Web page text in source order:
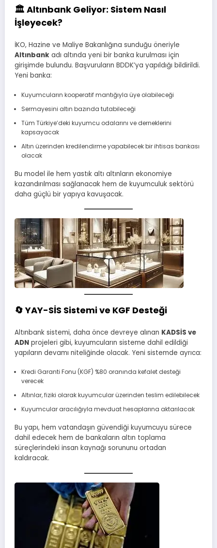
🏛️ Altınbank Geliyor: Sistem Nasıl
İşleyecek?
İKO, Hazine ve Maliye Bakanlığına sunduğu öneriyle
Altınbank adı altında yeni bir banka kurulması için
girişimde bulundu. Başvuruların BDDK’ya yapıldığı bildirildi.
Yeni banka:
Kuyumcuların kooperatif mantığıyla üye olabileceği
Sermayesini altın bazında tutabileceği
Tüm Türkiye’deki kuyumcu odalarını ve derneklerini
kapsayacak
Altın üzerinden kredilendirme yapabilecek bir ihtisas bankası
olacak
Bu model ile hem yastık altı altınların ekonomiye
kazandırılması sağlanacak hem de kuyumculuk sektörü
daha güçlü bir yapıya kavuşacak.
🔄 YAY-SİS Sistemi ve KGF Desteği
Altınbank sistemi, daha önce devreye alınan KADSİS ve
ADN projeleri gibi, kuyumcuların sisteme dahil edildiği
yapıların devamı niteliğinde olacak. Yeni sistemde ayrıca:
Kredi Garanti Fonu (KGF) %80 oranında kefalet desteği
verecek
Altınlar, fiziki olarak kuyumcular üzerinden teslim edilebilecek
Kuyumcular aracılığıyla mevduat hesaplarına aktarılacak
Bu yapı, hem vatandaşın güvendiği kuyumcuyu sürece
dahil edecek hem de bankaların altın toplama
süreçlerindeki insan kaynağı sorununu ortadan
kaldıracak.